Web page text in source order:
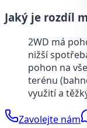
Jaký je rozdíl
2WD má
nižší
pohon na
terénu
využití a
Zavolejte nám